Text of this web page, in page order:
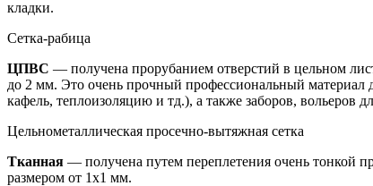
кладки.
Сетка-рабица
ЦПВС — получена прорубанием отверстий в цельном
до 2 мм. Это очень прочный профессиональный материал
кафель, теплоизоляцию и тд.), а также заборов, вольеров
Цельнометаллическая просечно-вытяжная сетка
Тканная — получена путем переплетения очень тонкой
размером от 1х1 мм.